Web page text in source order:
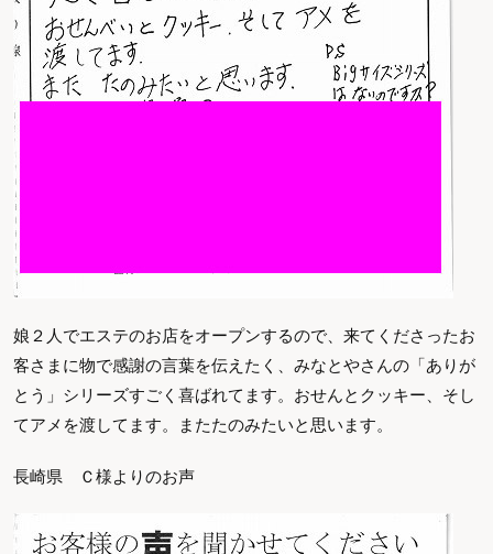
娘２人でエステのお店をオープンするので、来てくださったお
客さまに物で感謝の言葉を伝えたく、みなとやさんの「ありが
とう」シリーズすごく喜ばれてます。おせんとクッキー、そし
てアメを渡してます。またたのみたいと思います。
長崎県 Ｃ様よりのお声